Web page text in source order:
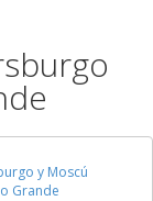
y Moscú
Grande